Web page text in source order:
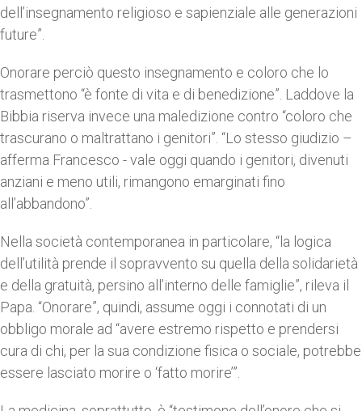
dell’insegnamento religioso e sapienziale alle generazioni
future”.
Onorare perciò questo insegnamento e coloro che lo
trasmettono “è fonte di vita e di benedizione”. Laddove la
Bibbia riserva invece una maledizione contro “coloro che
trascurano o maltrattano i genitori”. “Lo stesso giudizio –
afferma Francesco - vale oggi quando i genitori, divenuti
anziani e meno utili, rimangono emarginati fino
all’abbandono”.
Nella società contemporanea in particolare, “la logica
dell’utilità prende il sopravvento su quella della solidarietà
e della gratuità, persino all’interno delle famiglie”, rileva il
Papa. “Onorare”, quindi, assume oggi i connotati di un
obbligo morale ad “avere estremo rispetto e prendersi
cura di chi, per la sua condizione fisica o sociale, potrebbe
essere lasciato morire o ‘fatto morire’”.